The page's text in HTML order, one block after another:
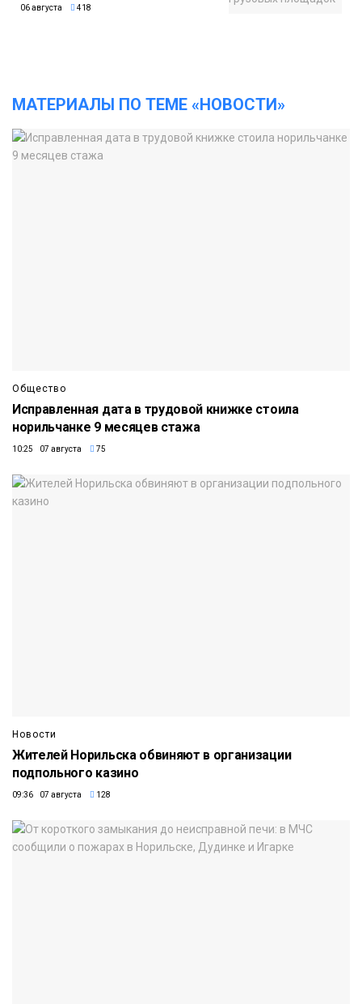
06 августа 418
МАТЕРИАЛЫ ПО ТЕМЕ «НОВОСТИ»
Общество
Исправленная дата в трудовой книжке стоила
норильчанке 9 месяцев стажа
10:25 07 августа 75
Новости
Жителей Норильска обвиняют в организации
подпольного казино
09:36 07 августа 128